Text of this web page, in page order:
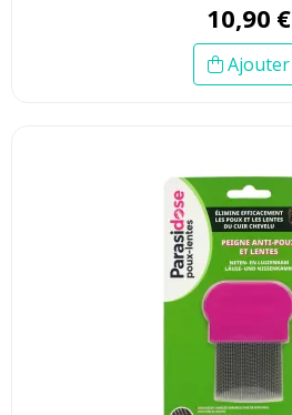
10,90 €
Ajouter